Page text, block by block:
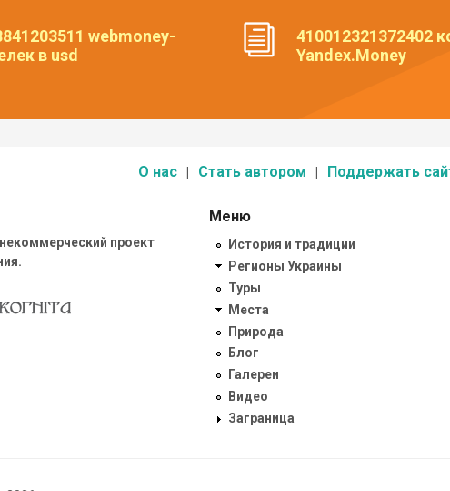
webmoney-
в usd
410012321372402
Yandex.Money
О нас Стать автором Поддержать
проект
Меню
История и традиции
Регионы Украины
Туры
Места
Природа
Блог
Галереи
Видео
Заграница